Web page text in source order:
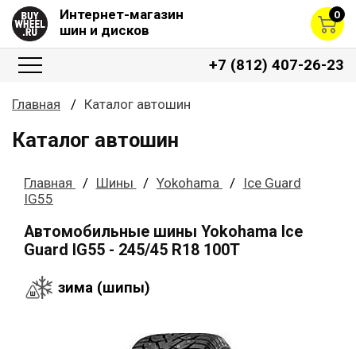
Интернет-магазин
шин и дисков
0
+7 (812) 407-26-23
Главная Каталог автошин
Каталог автошин
Главная Шины Yokohama
Ice Guard
IG55
Автомобильные шины Yokohama Ice
Guard IG55 - 245/45 R18 100T
зима (шипы)